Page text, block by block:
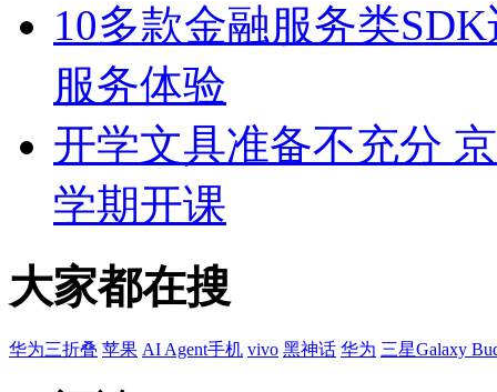
10多款金融服务类
服务体验
开学文具准备不充分
学期开课
大家都在搜
华为三折叠 苹果 AI Agent手机 vivo 黑神话 华为 三星Galaxy